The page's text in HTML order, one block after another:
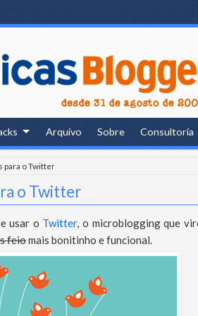
Arquivo Sobre Consultoria
para o Twitter
o Twitter
usar o Twitter, o microblogging que
feiomais bonitinho e funcional.